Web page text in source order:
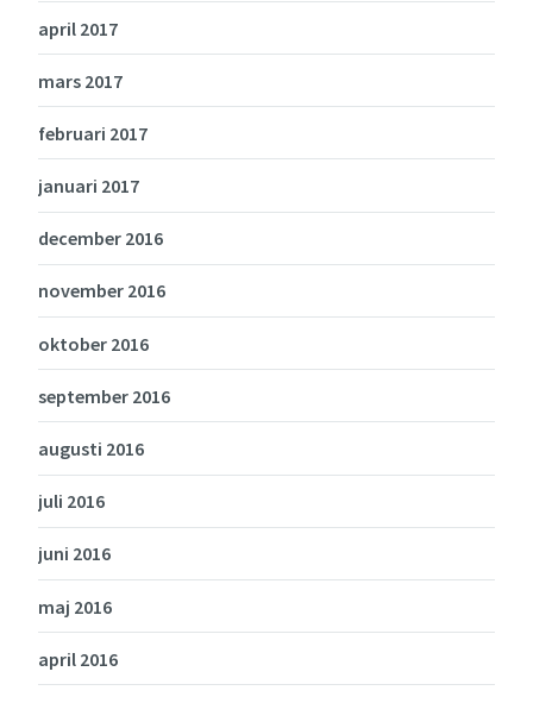
april 2017
mars 2017
februari 2017
januari 2017
december 2016
november 2016
oktober 2016
september 2016
augusti 2016
juli 2016
juni 2016
maj 2016
april 2016